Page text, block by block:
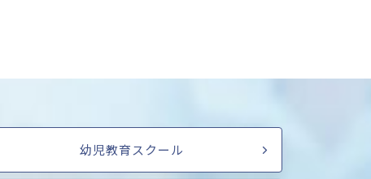
幼児教育スクール